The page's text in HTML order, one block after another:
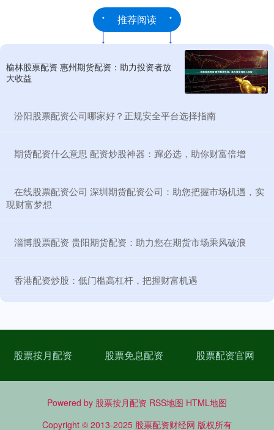
推荐阅读
榆林股票配资 惠州期货配资：助力投资者放
大收益
​汾阳股票配资公司哪家好？正规安全平台选择指南
​期货配资什么意思 配资炒股神器：蹿必选，助你财富倍增
​在线股票配资公司 深圳期货配资公司：助您把握市场机遇，实
现财富梦想
​淄博股票配资 贵阳期货配资：助力您在期货市场乘风破浪
​香港配资炒股：低门槛高杠杆，把握财富机遇
股票按月配资 股票免息配资 股票配资官网
Powered by 股票按月配资 RSS地图 HTML地图
Copyright © 2013-2025 股票配资财经网 版权所有